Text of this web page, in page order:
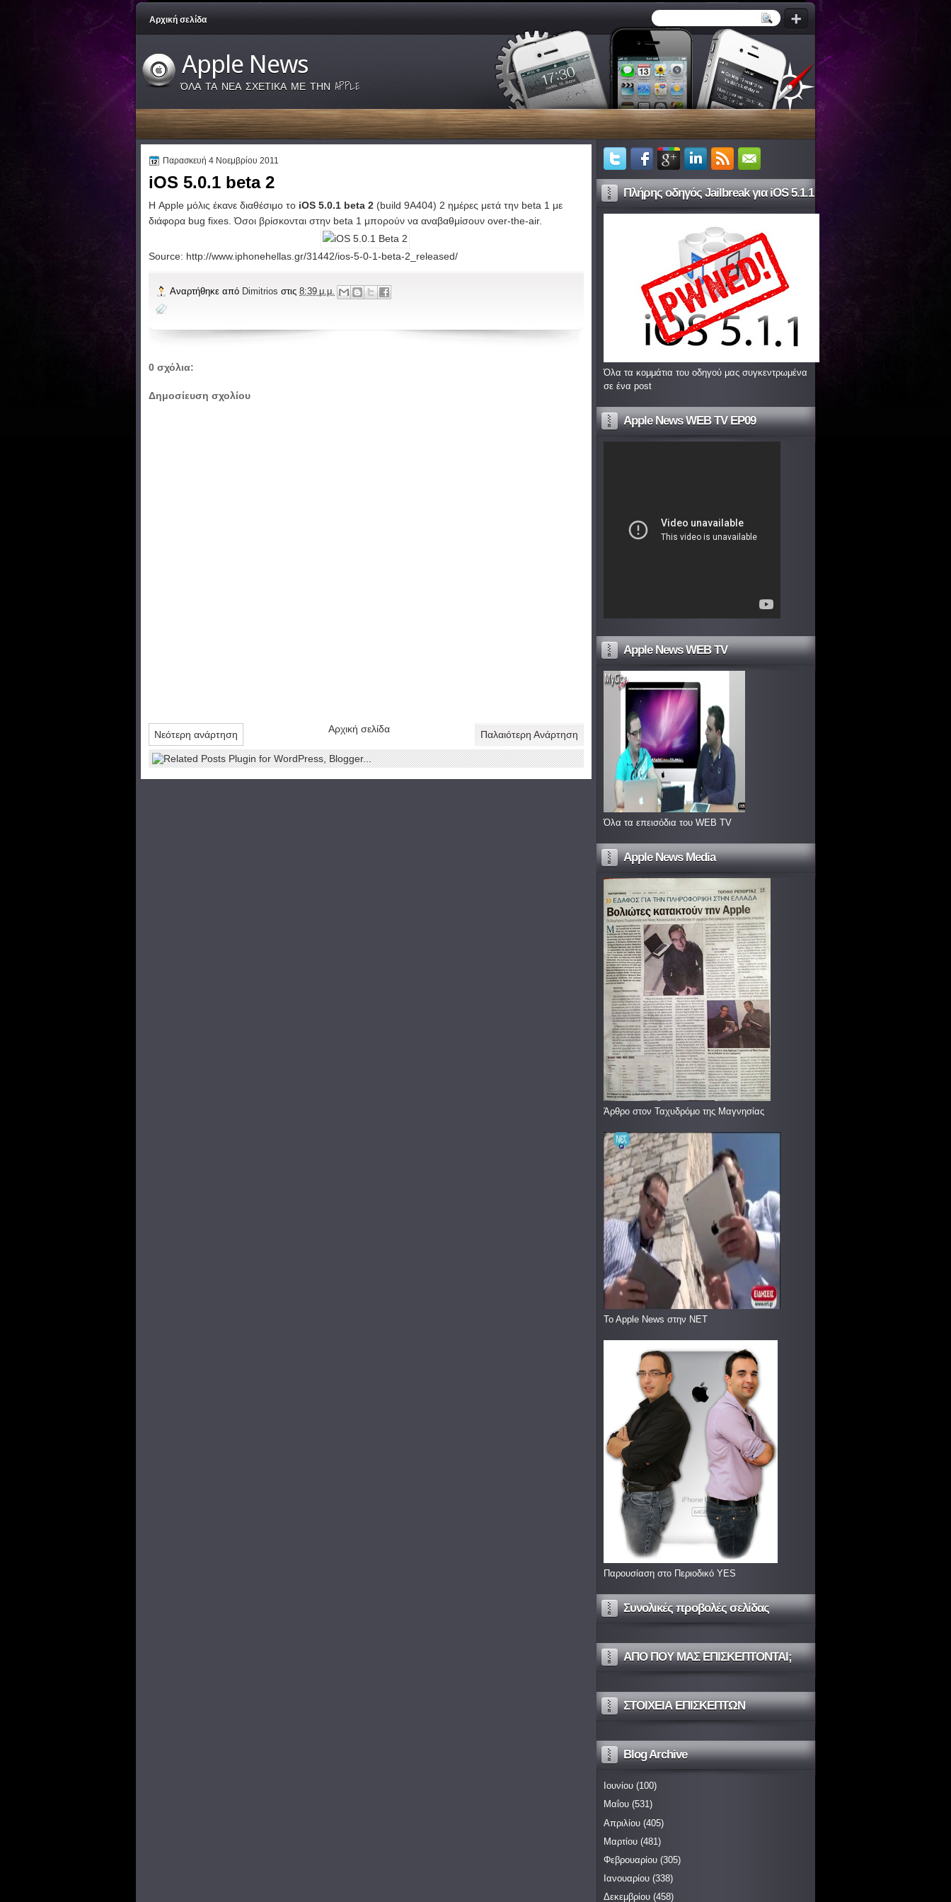
Αρχική σελίδα
Apple News
ΌΛΑ ΤΑ ΝΕΑ ΣΧΕΤΙΚΑ ΜΕ ΤΗΝ APPLE
Παρασκευή 4 Νοεμβρίου 2011
iOS 5.0.1 beta 2
Η Apple μόλις έκανε διαθέσιμο το iOS 5.0.1 beta 2 (build 9A404) 2 ημέρες μετά την beta 1 με
διάφορα bug fixes. Όσοι βρίσκονται στην beta 1 μπορούν να αναβαθμίσουν over-the-air.
Source: http://www.iphonehellas.gr/31442/ios-5-0-1-beta-2_released/
Αναρτήθηκε από Dimitrios στις 8:39 μ.μ.
0 σχόλια:
Δημοσίευση σχολίου
Νεότερη ανάρτηση Παλαιότερη Ανάρτηση
Αρχική σελίδα
Πλήρης οδηγός Jailbreak για iOS 5.1.1
Όλα τα κομμάτια του οδηγού μας συγκεντρωμένα
σε ένα post
Apple News WEB TV EP09
Apple News WEB TV
Όλα τα επεισόδια του WEB TV
Apple News Media
Άρθρο στον Ταχυδρόμο της Μαγνησίας
To Apple News στην ΝΕΤ
Παρουσίαση στο Περιοδικό YES
Συνολικές προβολές σελίδας
ΑΠΟ ΠΟΥ ΜΑΣ ΕΠΙΣΚΕΠΤΟΝΤΑΙ;
ΣΤΟΙΧΕΙΑ ΕΠΙΣΚΕΠΤΩΝ
Blog Archive
Ιουνίου (100)
Μαΐου (531)
Απριλίου (405)
Μαρτίου (481)
Φεβρουαρίου (305)
Ιανουαρίου (338)
Δεκεμβρίου (458)